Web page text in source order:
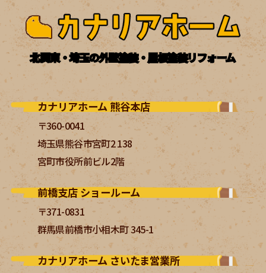
北関東・埼玉の外壁塗装・屋根塗装リフォーム
カナリアホーム 熊谷本店
〒360-0041
埼玉県熊谷市宮町2 138
宮町市役所前ビル2階
前橋支店 ショールーム
〒371-0831
群馬県前橋市小相木町 345-1
カナリアホーム さいたま営業所